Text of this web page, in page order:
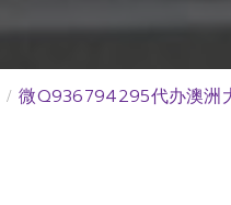
微Q936794295代办澳洲